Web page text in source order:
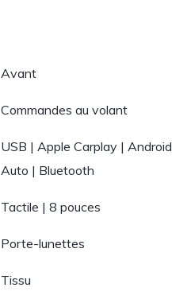
Avant
Commandes au volant
USB | Apple Carplay | Android
Auto | Bluetooth
Tactile | 8 pouces
Porte-lunettes
Tissu